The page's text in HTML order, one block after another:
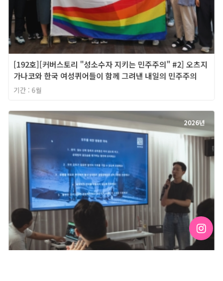
[192호][커버스토리 "성소수자 지키는 민주주의" #2] 오츠지
가나코와 한국 여성퀴어들이 함께 그려낸 내일의 민주주의
기간 : 6월
2026년